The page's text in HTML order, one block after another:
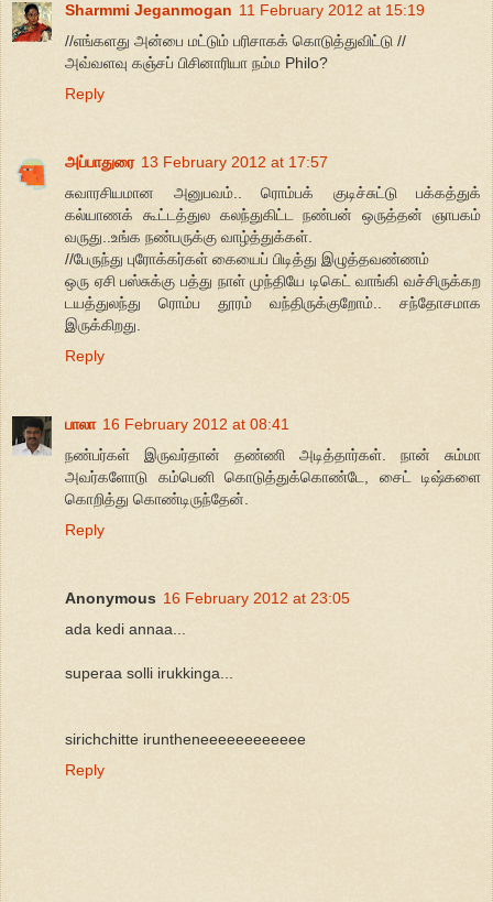
Sharmmi Jeganmogan 11 February 2012 at 15:19
//எங்களது அன்பை மட்டும் பரிசாகக் கொடுத்துவிட்டு //
அவ்வளவு கஞ்சப் பிசினாரியா நம்ம Philo?
Reply
அப்பாதுரை 13 February 2012 at 17:57
சுவாரசியமான அனுபவம்.. ரொம்பக் குடிச்சுட்டு பக்கத்துக்
கல்யாணக் கூட்டத்துல கலந்துகிட்ட நண்பன் ஒருத்தன் ஞாபகம்
வருது..உங்க நண்பருக்கு வாழ்த்துக்கள்.
//பேருந்து புரோக்கர்கள் கையைப் பிடித்து இழுத்தவண்ணம்
ஒரு ஏசி பஸ்சுக்கு பத்து நாள் முந்தியே டிகெட் வாங்கி வச்சிருக்கற
டயத்துலந்து ரொம்ப தூரம் வந்திருக்குறோம்.. சந்தோசமாக
இருக்கிறது.
Reply
பாலா 16 February 2012 at 08:41
நண்பர்கள் இருவர்தான் தண்ணி அடித்தார்கள். நான் சும்மா
அவர்களோடு கம்பெனி கொடுத்துக்கொண்டே, சைட் டிஷ்களை
கொறித்து கொண்டிருந்தேன்.
Reply
Anonymous 16 February 2012 at 23:05
ada kedi annaa...
superaa solli irukkinga...
sirichchitte iruntheneeeeeeeeeeee
Reply